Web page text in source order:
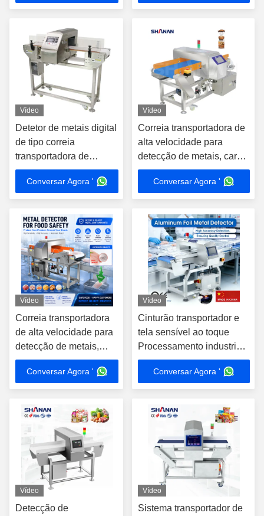
produtos
Vídeo
Detetor de metais digital
de tipo correia
transportadora de
qualidade alimentar /
detector de metais na
indústria de alimentos
Conversar Agora '
Vídeo
Correia transportadora de
alta velocidade para
detecção de metais, carne,
frango, processamento de
alimentos industrial, linha
de produção de alimentos
Conversar Agora '
Vídeo
Correia transportadora
de alta velocidade para
detecção de metais,
carne, frango,
processamento de
alimentos industrial,
alimentos
Conversar Agora '
Vídeo
Cinturão transportador e
tela sensível ao toque
Processamento industrial
Produtos de embalagem
de folha de alumínio Linha
de produção de fábrica
Conversar Agora '
Vídeo
Detecção de
Vídeo
Sistema transportador de